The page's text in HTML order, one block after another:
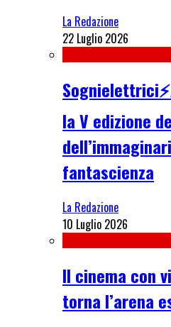
La Redazione
22 Luglio 2026
la V edizione
fantascienza
La Redazione
10 Luglio 2026
Il cinema con
torna l’arena